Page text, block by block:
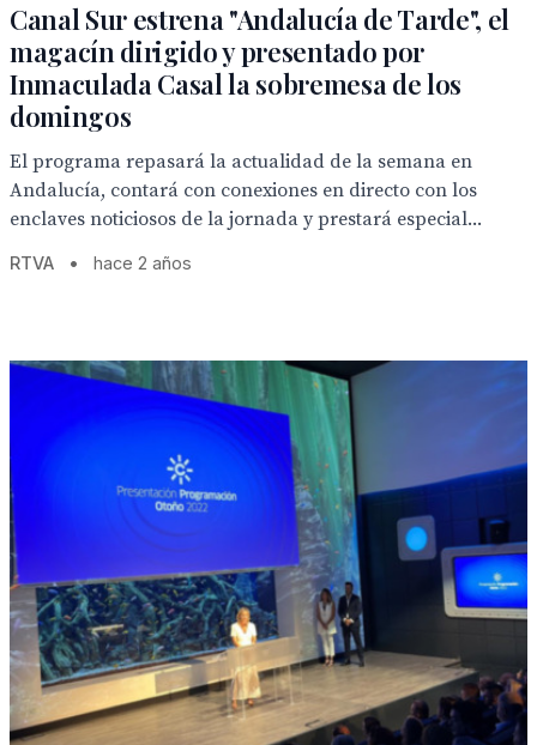
Canal Sur estrena "Andalucía de Tarde", el
magacín dirigido y presentado por
Inmaculada Casal la sobremesa de los
domingos
El programa repasará la actualidad de la semana en
Andalucía, contará con conexiones en directo con los
enclaves noticiosos de la jornada y prestará especial...
RTVA • hace 2 años